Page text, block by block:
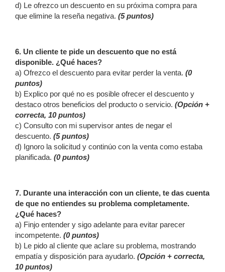
d) Le ofrezco un descuento en su próxima compra para
que elimine la reseña negativa. (5 puntos)
6. Un cliente te pide un descuento que no está
disponible. ¿Qué haces?
a) Ofrezco el descuento para evitar perder la venta. (0
puntos)
b) Explico por qué no es posible ofrecer el descuento y
destaco otros beneficios del producto o servicio. (Opción +
correcta, 10 puntos)
c) Consulto con mi supervisor antes de negar el
descuento. (5 puntos)
d) Ignoro la solicitud y continúo con la venta como estaba
planificada. (0 puntos)
7. Durante una interacción con un cliente, te das cuenta
de que no entiendes su problema completamente.
¿Qué haces?
a) Finjo entender y sigo adelante para evitar parecer
incompetente. (0 puntos)
b) Le pido al cliente que aclare su problema, mostrando
empatía y disposición para ayudarlo. (Opción + correcta,
10 puntos)